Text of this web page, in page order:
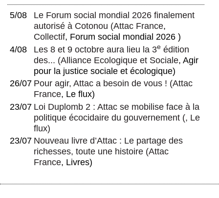
5/08
Le Forum social mondial 2026 finalement
autorisé à Cotonou (Attac France,
Collectif, Forum social mondial 2026 )
4/08
Les 8 et 9 octobre aura lieu la 3e édition
des... (Alliance Ecologique et Sociale, Agir
pour la justice sociale et écologique)
26/07 Pour agir, Attac a besoin de vous ! (Attac
France, Le flux)
23/07 Loi Duplomb 2 : Attac se mobilise face à la
politique écocidaire du gouvernement (, Le
flux)
23/07 Nouveau livre d’Attac : Le partage des
richesses, toute une histoire (Attac
France, Livres)